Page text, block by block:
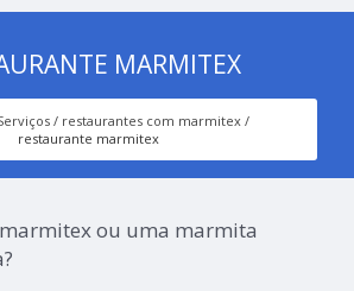
MARMITEX
restaurantes com marmitex
restaurante marmitex
ou uma marmita